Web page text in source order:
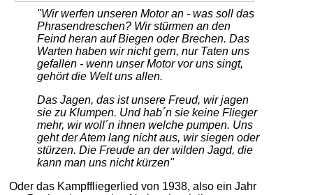
"Wir werfen unseren Motor an - was soll das
Phrasendreschen? Wir stürmen an den
Feind heran auf Biegen oder Brechen. Das
Warten haben wir nicht gern, nur Taten uns
gefallen - wenn unser Motor vor uns singt,
gehört die Welt uns allen.
Das Jagen, das ist unsere Freud, wir jagen
sie zu Klumpen. Und hab´n sie keine Flieger
mehr, wir woll´n ihnen welche pumpen. Uns
geht der Atem lang nicht aus, wir siegen oder
stürzen. Die Freude an der wilden Jagd, die
kann man uns nicht kürzen"
Oder das Kampffliegerlied von 1938, also ein Jahr